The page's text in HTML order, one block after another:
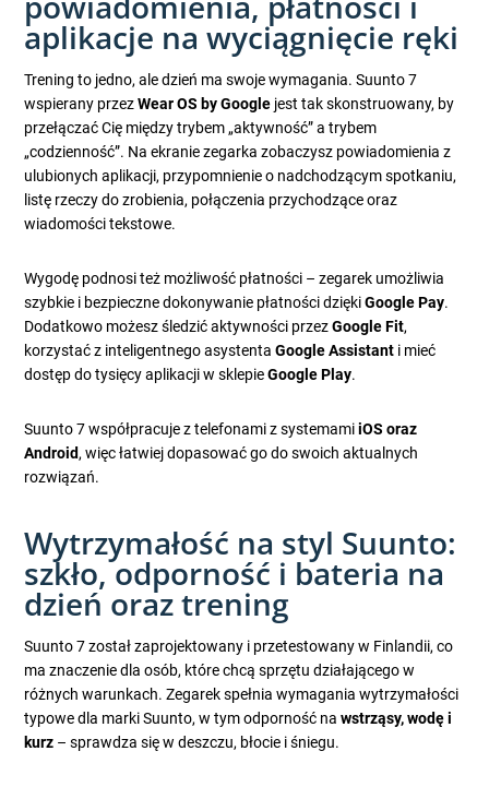
aplikacje na wyciągnięcie ręki
Trening to jedno, ale dzień ma swoje wymagania. Suunto 7
wspierany przezWear OS by Google jest tak skonstruowany, by
przełączać Cię między trybem „aktywność” a trybem
„codzienność”. Na ekranie zegarka zobaczysz powiadomienia z
ulubionych aplikacji, przypomnienie o nadchodzącym spotkaniu,
listę rzeczy do zrobienia, połączenia przychodzące oraz
wiadomości tekstowe.
Wygodę podnosi też możliwość płatności – zegarek umożliwia
szybkie i bezpieczne dokonywanie płatności dziękiGoogle Pay.
Dodatkowo możesz śledzić aktywności przezGoogle Fit,
korzystać z inteligentnego asystentaGoogle Assistant i mieć
dostęp do tysięcy aplikacji w sklepieGoogle Play.
Suunto 7 współpracuje z telefonami z systemamiiOS oraz
Android, więc łatwiej dopasować go do swoich aktualnych
rozwiązań.
Wytrzymałość na styl Suunto:
szkło, odporność i bateria na
dzień oraz trening
Suunto 7 został zaprojektowany i przetestowany w Finlandii, co
ma znaczenie dla osób, które chcą sprzętu działającego w
różnych warunkach. Zegarek spełnia wymagania wytrzymałości
typowe dla marki Suunto, w tym odporność nawstrząsy, wodę i
kurz – sprawdza się w deszczu, błocie i śniegu.